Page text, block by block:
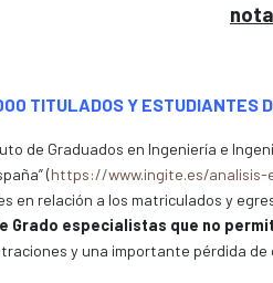
TITULADOS Y ESTUDIANTES
de Graduados en Ingeniería e
(https://www.ingite.es/analisis-
en relación a los matriculados y
Grado especialistas que no
y una importante pérdida de